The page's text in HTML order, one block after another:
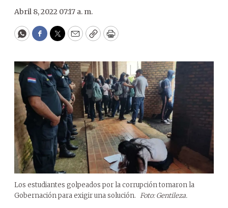
Abril 8, 2022 07:17 a. m.
WhatsApp
Facebook
Twitter
EmailCopyPrint
Los estudiantes golpeados por la corrupción tomaron la
Gobernación para exigir una solución. Foto: Gentileza.